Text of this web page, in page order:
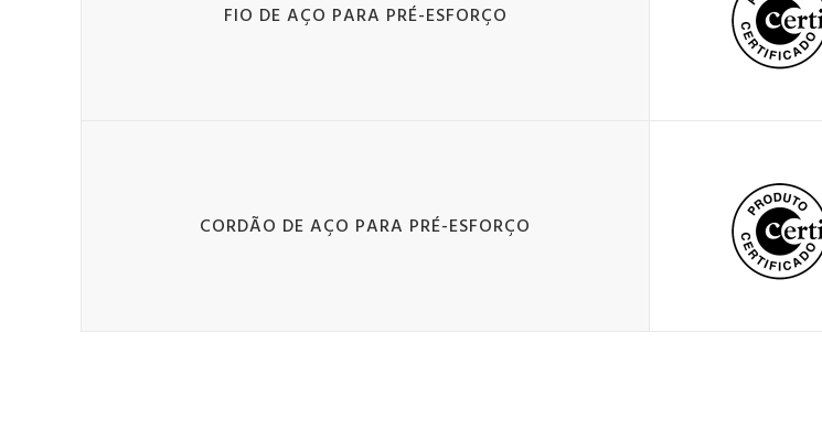
FIO DE AÇO PARA PRÉ-ESFORÇO
CORDÃO DE AÇO PARA PRÉ-ESFORÇO